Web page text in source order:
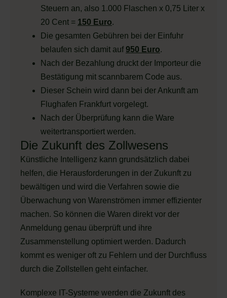
Steuern an, also 1.000 Flaschen x 0,75 Liter x
20 Cent = 150 Euro.
Die gesamten Gebühren bei der Einfuhr
belaufen sich damit auf 950 Euro.
Nach der Bezahlung druckt der Importeur die
Bestätigung mit scannbarem Code aus.
Dieser Schein wird dann bei der Ankunft am
Flughafen Frankfurt vorgelegt.
Nach der Überprüfung kann die Ware
weitertransportiert werden.
Die Zukunft des Zollwesens
Künstliche Intelligenz kann grundsätzlich dabei
helfen, die Herausforderungen in der Zukunft zu
bewältigen und wird die Verfahren sowie die
Überwachung von Warenströmen immer effizienter
machen. So können die Waren direkt vor der
Anmeldung genau überprüft und ihre
Zusammenstellung optimiert werden. Dadurch
kommt es weniger oft zu Fehlern und der Durchfluss
durch die Zollstellen geht einfacher.
Komplexe IT-Systeme werden die Zukunft des